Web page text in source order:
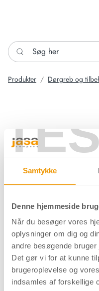
Samtykke
Denne hjemmeside
Når du besøger vores
oplysninger om dig og
andre besøgende
Det gør vi for at kunne
brugeroplevelse og
indsamles af forskellige
Søg her
Produkter Dørgreb og
Dørhank m/
Børstet